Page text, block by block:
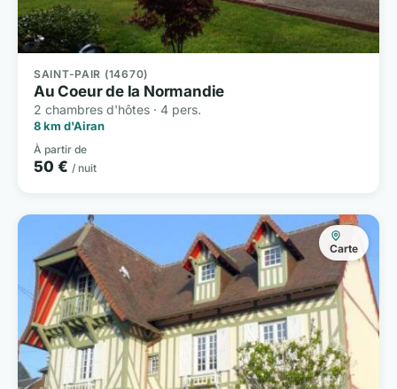
SAINT-PAIR (14670)
Au Coeur de la Normandie
2 chambres d'hôtes · 4 pers.
8 km d'Airan
À partir de
50 € / nuit
Carte